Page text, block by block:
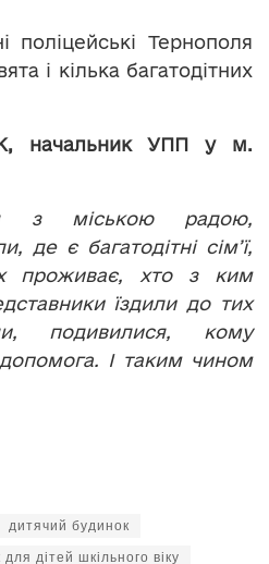
поліцейські Тернополя
і кілька багатодітних
начальник УПП у м.
з міською радою,
де є багатодітні сім’ї,
проживає, хто з ким
їздили до тих
подивилися, кому
допомога. І таким чином
дитячий будинок
дітей шкільного віку